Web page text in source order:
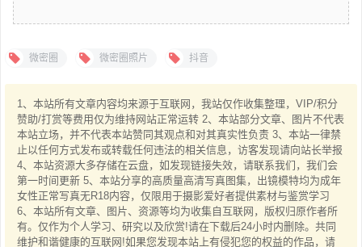
微密圈 微密圈照片 抖音
1、本站所有文章内容均来源于互联网，我站仅作收集整理，VIP/积分
赞助/打赏等费用仅为维持网站正常运转 2、本站部分文章、图片不代表
本站立场，并不代表本站赞同其观点和对其真实性负责 3、本站一律禁
止以任何方式发布或转载任何违法的相关信息，访客发现请向站长举报
4、本站资源大多存储在云盘，如发现链接失效，请联系我们，我们会
第一时间更新 5、本站分享的高质量高清写真图集，出镜模特均为成年
女性正常写真无R18内容，仅限用于摄影爱好者提供素材与鉴赏学习
6、本站所有文章、图片、资源等均为收集自互联网，版权归原作者所
有。仅作为个人学习、研究以及欣赏!请在下载后24小时内删除。共同
维护和谐健康的互联网!如果您发现本站上有侵犯您的权益的作品，请